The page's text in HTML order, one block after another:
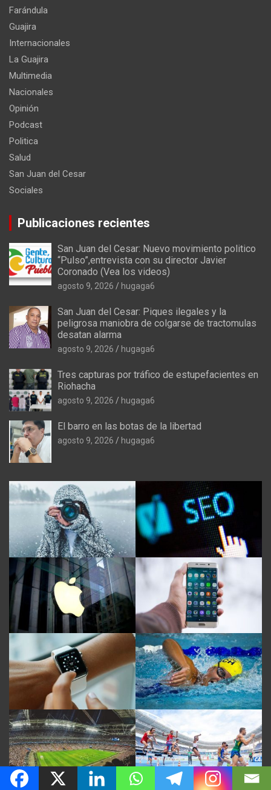
Farándula
Guajira
Internacionales
La Guajira
Multimedia
Nacionales
Opinión
Podcast
Politica
Salud
San Juan del Cesar
Sociales
Publicaciones recientes
San Juan del Cesar: Nuevo movimiento politico
“Pulso”,entrevista con su director Javier
Coronado (Vea los videos)
agosto 9, 2026 hugaga6
San Juan del Cesar: Piques ilegales y la
peligrosa maniobra de colgarse de tractomulas
desatan alarma
agosto 9, 2026 hugaga6
Tres capturas por tráfico de estupefacientes en
Riohacha
agosto 9, 2026 hugaga6
El barro en las botas de la libertad
agosto 9, 2026 hugaga6